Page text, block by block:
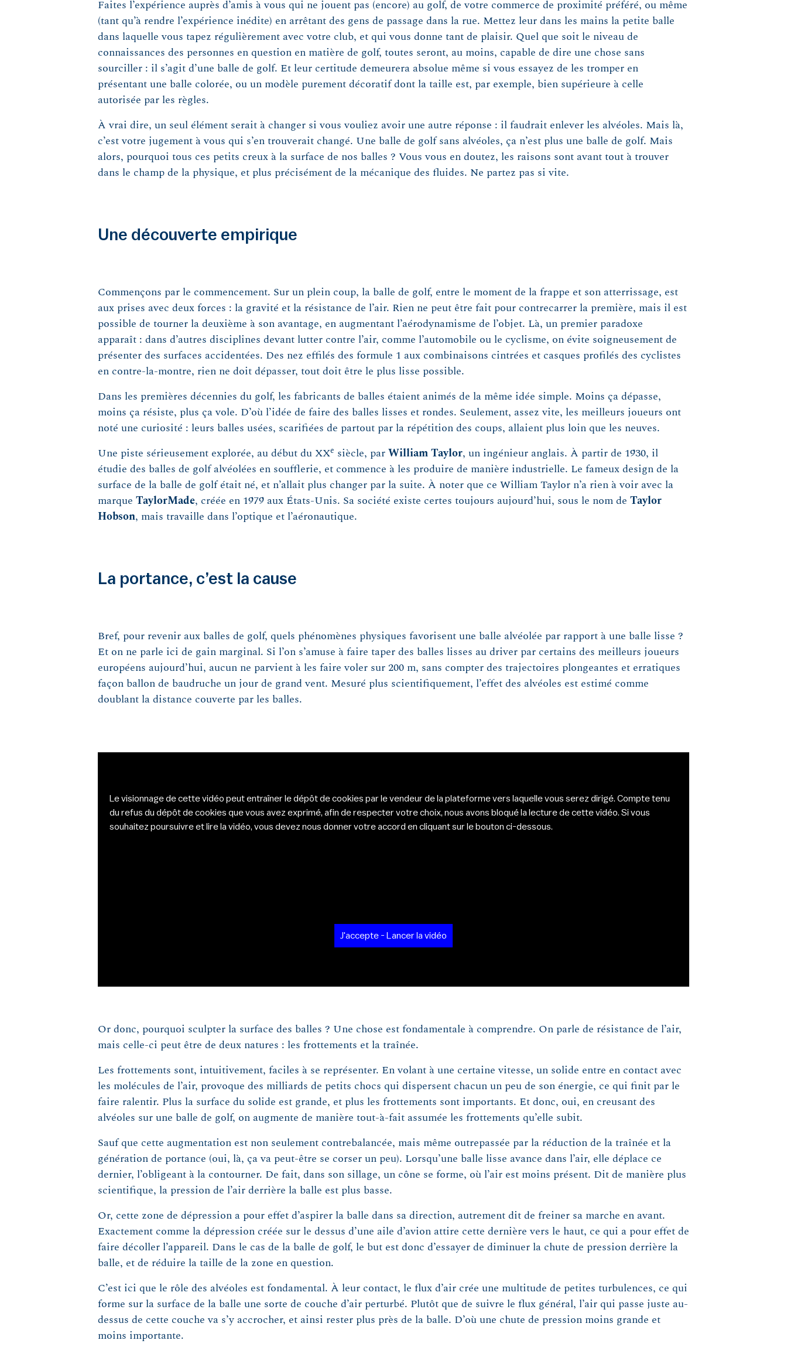
Faites l’expérience auprès d’amis à vous qui ne jouent pas (encore) au golf, de votre commerce de proximité préféré, ou même
(tant qu’à rendre l’expérience inédite) en arrêtant des gens de passage dans la rue. Mettez leur dans les mains la petite balle
dans laquelle vous tapez régulièrement avec votre club, et qui vous donne tant de plaisir. Quel que soit le niveau de
connaissances des personnes en question en matière de golf, toutes seront, au moins, capable de dire une chose sans
sourciller : il s’agit d’une balle de golf. Et leur certitude demeurera absolue même si vous essayez de les tromper en
présentant une balle colorée, ou un modèle purement décoratif dont la taille est, par exemple, bien supérieure à celle
autorisée par les règles.
À vrai dire, un seul élément serait à changer si vous vouliez avoir une autre réponse : il faudrait enlever les alvéoles. Mais là,
c’est votre jugement à vous qui s’en trouverait changé. Une balle de golf sans alvéoles, ça n’est plus une balle de golf. Mais
alors, pourquoi tous ces petits creux à la surface de nos balles ? Vous vous en doutez, les raisons sont avant tout à trouver
dans le champ de la physique, et plus précisément de la mécanique des fluides. Ne partez pas si vite.
Une découverte empirique
Commençons par le commencement. Sur un plein coup, la balle de golf, entre le moment de la frappe et son atterrissage, est
aux prises avec deux forces : la gravité et la résistance de l’air. Rien ne peut être fait pour contrecarrer la première, mais il est
possible de tourner la deuxième à son avantage, en augmentant l’aérodynamisme de l’objet. Là, un premier paradoxe
apparaît : dans d’autres disciplines devant lutter contre l’air, comme l’automobile ou le cyclisme, on évite soigneusement de
présenter des surfaces accidentées. Des nez effilés des formule 1 aux combinaisons cintrées et casques profilés des cyclistes
en contre-la-montre, rien ne doit dépasser, tout doit être le plus lisse possible.
Dans les premières décennies du golf, les fabricants de balles étaient animés de la même idée simple. Moins ça dépasse,
moins ça résiste, plus ça vole. D’où l’idée de faire des balles lisses et rondes. Seulement, assez vite, les meilleurs joueurs ont
noté une curiosité : leurs balles usées, scarifiées de partout par la répétition des coups, allaient plus loin que les neuves.
Une piste sérieusement explorée, au début du XXe siècle, par William Taylor, un ingénieur anglais. À partir de 1930, il
étudie des balles de golf alvéolées en soufflerie, et commence à les produire de manière industrielle. Le fameux design de la
surface de la balle de golf était né, et n’allait plus changer par la suite. À noter que ce William Taylor n’a rien à voir avec la
marque TaylorMade, créée en 1979 aux États-Unis. Sa société existe certes toujours aujourd’hui, sous le nom de Taylor
Hobson, mais travaille dans l’optique et l’aéronautique.
La portance, c’est la cause
Bref, pour revenir aux balles de golf, quels phénomènes physiques favorisent une balle alvéolée par rapport à une balle lisse ?
Et on ne parle ici de gain marginal. Si l’on s’amuse à faire taper des balles lisses au driver par certains des meilleurs joueurs
européens aujourd’hui, aucun ne parvient à les faire voler sur 200 m, sans compter des trajectoires plongeantes et erratiques
façon ballon de baudruche un jour de grand vent. Mesuré plus scientifiquement, l’effet des alvéoles est estimé comme
doublant la distance couverte par les balles.
Le visionnage de cette vidéo peut entraîner le dépôt de cookies par le vendeur de la plateforme vers laquelle vous serez dirigé. Compte tenu
du refus du dépôt de cookies que vous avez exprimé, afin de respecter votre choix, nous avons bloqué la lecture de cette vidéo. Si vous
souhaitez poursuivre et lire la vidéo, vous devez nous donner votre accord en cliquant sur le bouton ci-dessous.
J'accepte - Lancer la vidéo
Or donc, pourquoi sculpter la surface des balles ? Une chose est fondamentale à comprendre. On parle de résistance de l’air,
mais celle-ci peut être de deux natures : les frottements et la traînée.
Les frottements sont, intuitivement, faciles à se représenter. En volant à une certaine vitesse, un solide entre en contact avec
les molécules de l’air, provoque des milliards de petits chocs qui dispersent chacun un peu de son énergie, ce qui finit par le
faire ralentir. Plus la surface du solide est grande, et plus les frottements sont importants. Et donc, oui, en creusant des
alvéoles sur une balle de golf, on augmente de manière tout-à-fait assumée les frottements qu’elle subit.
Sauf que cette augmentation est non seulement contrebalancée, mais même outrepassée par la réduction de la traînée et la
génération de portance (oui, là, ça va peut-être se corser un peu). Lorsqu’une balle lisse avance dans l’air, elle déplace ce
dernier, l’obligeant à la contourner. De fait, dans son sillage, un cône se forme, où l’air est moins présent. Dit de manière plus
scientifique, la pression de l’air derrière la balle est plus basse.
Or, cette zone de dépression a pour effet d’aspirer la balle dans sa direction, autrement dit de freiner sa marche en avant.
Exactement comme la dépression créée sur le dessus d’une aile d’avion attire cette dernière vers le haut, ce qui a pour effet de
faire décoller l’appareil. Dans le cas de la balle de golf, le but est donc d’essayer de diminuer la chute de pression derrière la
balle, et de réduire la taille de la zone en question.
C’est ici que le rôle des alvéoles est fondamental. À leur contact, le flux d’air crée une multitude de petites turbulences, ce qui
forme sur la surface de la balle une sorte de couche d’air perturbé. Plutôt que de suivre le flux général, l’air qui passe juste au-
dessus de cette couche va s’y accrocher, et ainsi rester plus près de la balle. D’où une chute de pression moins grande et
moins importante.